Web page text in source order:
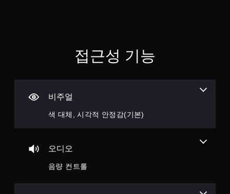
접근성 기능
비주얼
색 대체, 시각적 안정감(기본)
오디오
음량 컨트롤
르
않
레
가